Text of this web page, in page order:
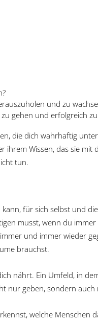
und zu
gehen und erfolgreich
die dich wahrhaftig
Wissen, das sie mit
tun.
für sich selbst und
musst, wenn du
und immer wieder
brauchst.
nährt. Ein Umfeld, in
nur geben, sondern
welche Menschen